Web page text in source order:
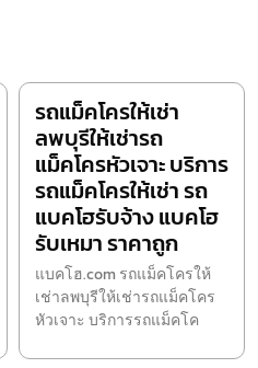
รถแม็คโครให้เช่า
ลพบุรีให้เช่ารถ
แม็คโครหัวเจาะ บริการ
รถแม็คโครให้เช่า รถ
แบคโฮรับจ้าง แบคโฮ
รับเหมา ราคาถูก
แบคโฮ.com รถแม็คโครให้
เช่าลพบุรีให้เช่ารถแม็คโคร
หัวเจาะ บริการรถแม็คโค